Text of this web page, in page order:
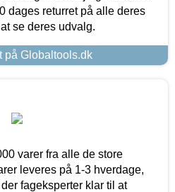
dages returret på alle deres
se deres udvalg.
på Globaltools.dk
varer fra alle de store
leveres på 1-3 hverdage,
fageksperter klar til at